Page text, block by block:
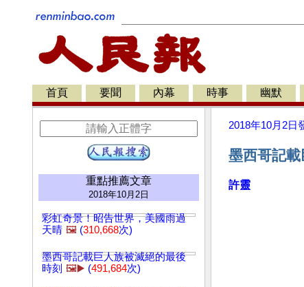
首頁 要聞 內幕 時事 幽默
重點推薦文章
2018年10月2日
彩虹奇景！昭告世界，美國雨過
天晴 🖼️ (310,668次)
墨西哥記載巨人族被滅絕的最後
時刻 🖼️▶️ (491,684次)
2018年10月2日
墨西哥記
許靈